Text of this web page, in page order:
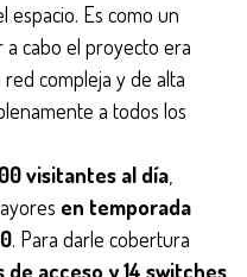
espacio. Es como un
cabo el proyecto era
compleja y de alta
a todos los
visitantes al día
en temporada
. Para darle cobertura
de acceso y 14 switches